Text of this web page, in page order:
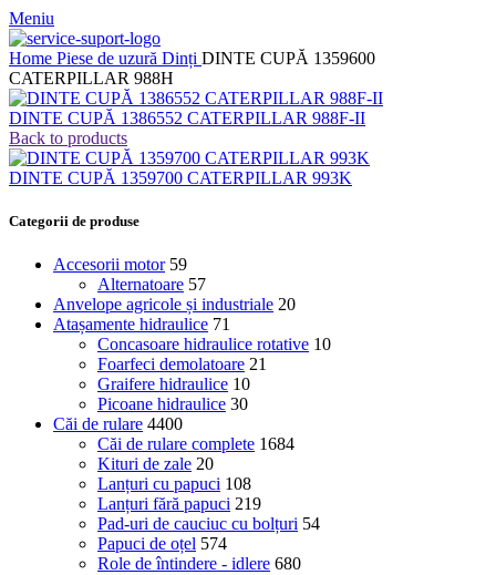
Meniu
Home Piese de uzură Dinți DINTE CUPĂ 1359600
CATERPILLAR 988H
DINTE CUPĂ 1386552 CATERPILLAR 988F-II
Back to products
DINTE CUPĂ 1359700 CATERPILLAR 993K
Categorii de produse
Accesorii motor 59
Alternatoare 57
Anvelope agricole și industriale 20
Atașamente hidraulice 71
Concasoare hidraulice rotative 10
Foarfeci demolatoare 21
Graifere hidraulice 10
Picoane hidraulice 30
Căi de rulare 4400
Căi de rulare complete 1684
Kituri de zale 20
Lanțuri cu papuci 108
Lanțuri fără papuci 219
Pad-uri de cauciuc cu bolțuri 54
Papuci de oțel 574
Role de întindere - idlere 680